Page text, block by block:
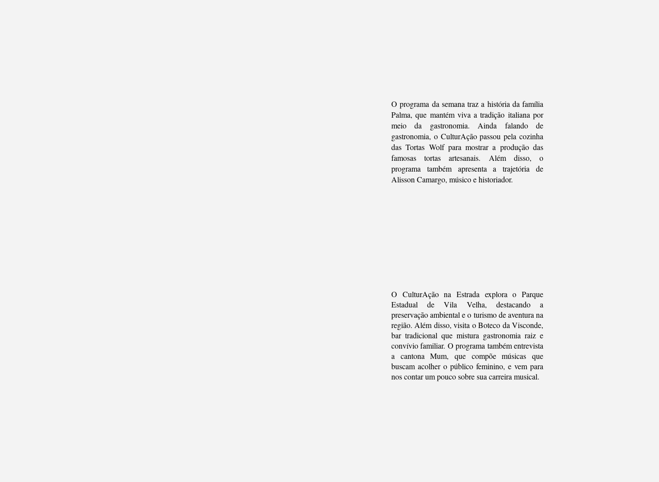
O programa da semana traz a história da família
Palma, que mantém viva a tradição italiana por
meio da gastronomia. Ainda falando de
gastronomia, o CulturAção passou pela cozinha
das Tortas Wolf para mostrar a produção das
famosas tortas artesanais. Além disso, o
programa também apresenta a trajetória de
Alisson Camargo, músico e historiador.
O CulturAção na Estrada explora o Parque
Estadual de Vila Velha, destacando a
preservação ambiental e o turismo de aventura na
região. Além disso, visita o Boteco da Visconde,
bar tradicional que mistura gastronomia raiz e
convívio familiar. O programa também entrevista
a cantona Mum, que compõe músicas que
buscam acolher o público feminino, e vem para
nos contar um pouco sobre sua carreira musical.